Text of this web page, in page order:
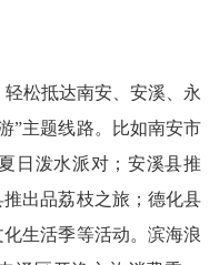
松抵达南安、安溪、永
”主题线路。比如南安市
日泼水派对；安溪县推
出品荔枝之旅；德化县
生活季等活动。滨海浪